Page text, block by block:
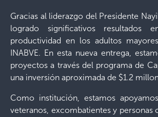
Gracias al liderazgo del Presidente
logrado significativos resultados
productividad en los adultos
INABVE. En esta nueva entrega,
proyectos a través del programa de
una inversión aproximada de $1.2
Como institución, estamos
veteranos, excombatientes y personas